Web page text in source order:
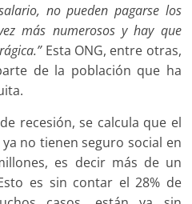
no pueden pagarse los
más numerosos y hay que
Esta ONG, entre otras,
de la población que ha
recesión, se calcula que el
no tienen seguro social en
es decir más de un
es sin contar el 28% de